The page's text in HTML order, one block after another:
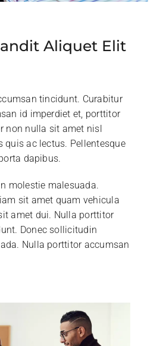
Aliquet Elit
tincidunt. Curabitur
id imperdiet et, porttitor
non nulla sit amet nisl
quis ac lectus. Pellentesque
dapibus.
molestie malesuada.
sit amet quam vehicula
amet dui. Nulla porttitor
Donec sollicitudin
Nulla porttitor accumsan